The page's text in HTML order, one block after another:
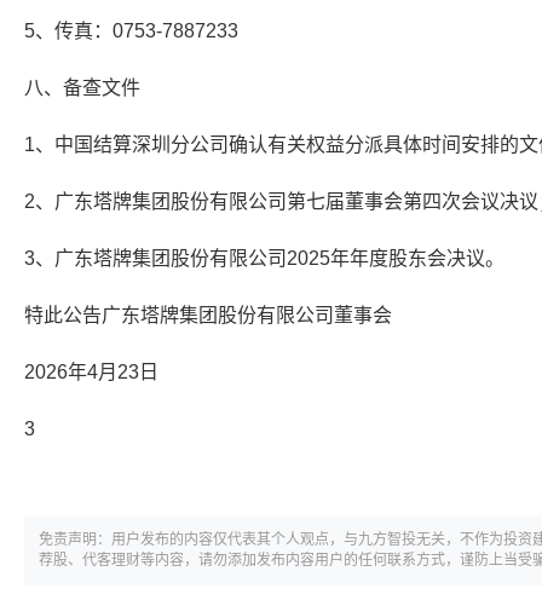
5、传真：0753-7887233
八、备查文件
1、中国结算深圳分公司确认有关权益分派具体时间安排的
2、广东塔牌集团股份有限公司第七届董事会第四次会议决议
3、广东塔牌集团股份有限公司2025年年度股东会决议。
特此公告广东塔牌集团股份有限公司董事会
2026年4月23日
3
免责声明：用户发布的内容仅代表其个人观点，与九方智投无关，不作为投
荐股、代客理财等内容，请勿添加发布内容用户的任何联系方式，谨防上当受